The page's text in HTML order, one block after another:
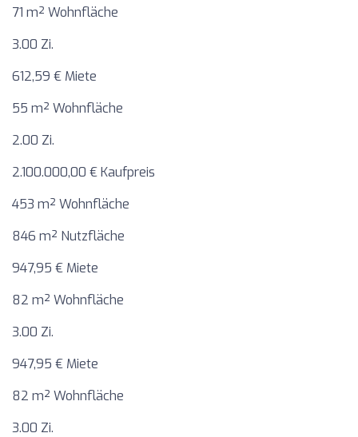
71 m² Wohnfläche
3.00 Zi.
612,59 € Miete
55 m² Wohnfläche
2.00 Zi.
2.100.000,00 € Kaufpreis
453 m² Wohnfläche
846 m² Nutzfläche
947,95 € Miete
82 m² Wohnfläche
3.00 Zi.
947,95 € Miete
82 m² Wohnfläche
3.00 Zi.